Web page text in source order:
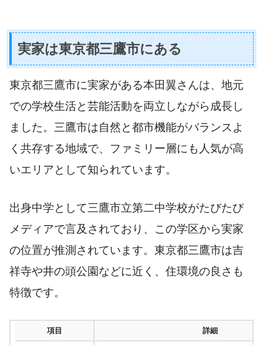
実家は東京都三鷹市にある
東京都三鷹市に実家がある本田翼さんは、地元
での学校生活と芸能活動を両立しながら成長し
ました。三鷹市は自然と都市機能がバランスよ
く共存する地域で、ファミリー層にも人気が高
いエリアとして知られています。
出身中学として三鷹市立第二中学校がたびたび
メディアで言及されており、この学区から実家
の位置が推測されています。東京都三鷹市は吉
祥寺や井の頭公園などに近く、住環境の良さも
特徴です。
項目 詳細